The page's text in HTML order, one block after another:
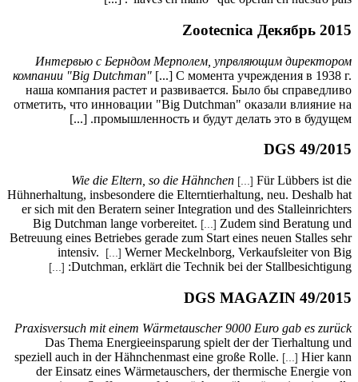
компании
наша
er sich
Big
Betreuung
[...]
Das
speziell
der